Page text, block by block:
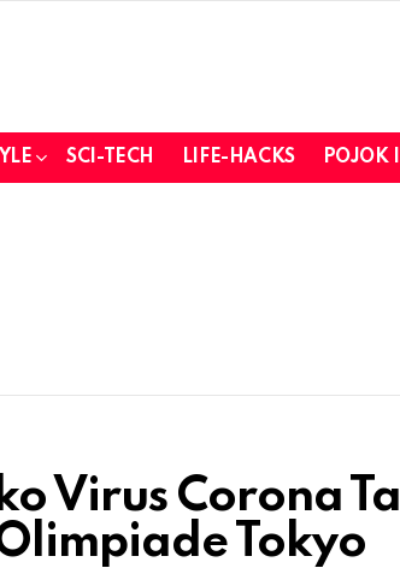
SCI-TECH LIFE-HACKS POJOK
Virus Corona
Tokyo